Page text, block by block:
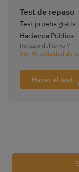
Test de repaso
Test prueba
Hacienda Pública
Repaso del tema 7
Ver Mi actividad de
Hacer el test